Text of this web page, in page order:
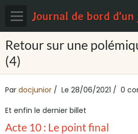
Page d'accueil
Blog
Contact
Sondages
Retour sur une
(4)
Par docjunior Le 28/06/2021
0
Et enfin le dernier billet
Acte 10 : Le point final